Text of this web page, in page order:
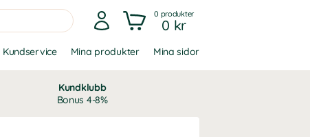
0 produkter
0 kr
Kundservice Mina produkter Mina sidor
Kundklubb
Bonus 4-8%